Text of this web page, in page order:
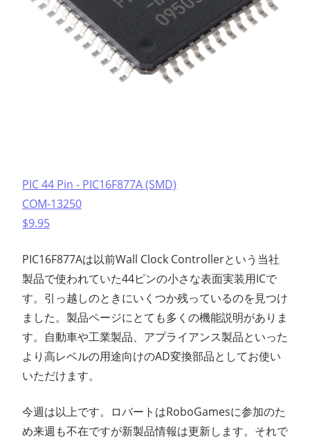
PIC 44 Pin - PIC16F877A (SMD)
COM-13250
$9.95
PIC16F877Aは以前Wall Clock Controllerという当社
製品で使われていた44ピンの小さな表面実装用ICで
す。引っ越しのときにいくつか残っているのを見つけ
ました。製品ページにとても多くの機能説明がありま
す。自動車や工業製品、アプライアンス製品といった
より高レベルの用途向けのAD変換部品としてお使い
いただけます。
今週は以上です。ロバートはRoboGamesに参加のた
め来週も不在ですが新製品情報は更新します。それで